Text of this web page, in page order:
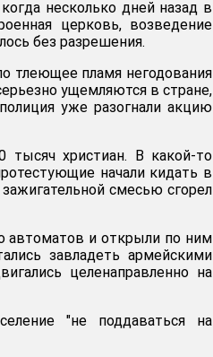
несколько дней назад в
церковь, возведение
без разрешения.
тлеющее пламя негодования
ущемляются в стране,
уже разогнали акцию
тысяч христиан. В какой-то
начали кидать в
смесью сгорел
автоматов и открыли по ним
завладеть армейскими
целенаправленно на
"не поддаваться на